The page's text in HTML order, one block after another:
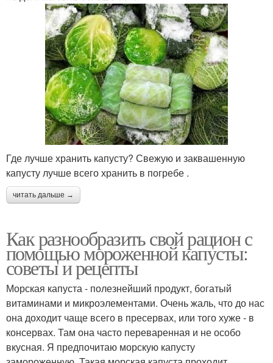
Где лучше хранить капусту? Свежую и заквашенную
капусту лучше всего хранить в погребе .
читать дальше →
Как разнообразить свой рацион с
помощью мороженной капусты:
советы и рецепты
Морская капуста - полезнейший продукт, богатый
витаминами и микроэлементами. Очень жаль, что до нас
она доходит чаще всего в пресервах, или того хуже - в
консервах. Там она часто переваренная и не особо
вкусная. Я предпочитаю морскую капусту